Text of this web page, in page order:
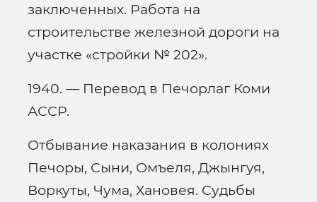
заключенных. Работа на
строительстве железной дороги на
участке «стройки № 202».
1940. — Перевод в Печорлаг Коми
АССР.
Отбывание наказания в колониях
Печоры, Сыни, Омъеля, Джынгуя,
Воркуты, Чума, Хановея. Судьбы